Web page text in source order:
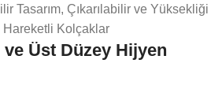
Tasarım, Çıkarılabilir ve Yüksekliği
Hareketli Kolçaklar
Üst Düzey Hijyen